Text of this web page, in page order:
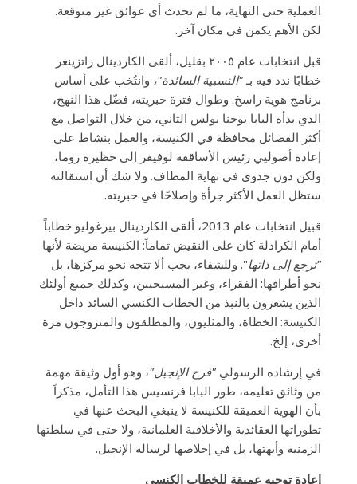
العملية حتى النهاية، ما لم تحدث أي عوائق غير متوقعة.
لكن الأهم يكمن في مكان آخر.
قبل انتخابات عام ٢٠٠٥ بقليل، ألقى الكاردينال راتزينغر
خطابًا ندد فيه بـ"النسبية السائدة"، وانتُخب على أساس
برنامج هوية راسخ. وطوال فترة حبريته، فضّل هذا النهج،
الذي بدأه البابا يوحنا بولس الثاني، من خلال التواصل مع
أكثر الفصائل محافظة في الكنيسة، والعمل بنشاط على
إعادة أصوليي رئيس الأساقفة لوفيفر إلى حظيرة روما،
ولكن دون جدوى في نهاية المطاف. ولا شك أن استقالته
ستظل العمل الأكثر جرأة وإصلاحًا في حبريته.
قبيل انتخابات عام 2013، ألقى الكاردينال بيرغوليو خطاباً
أمام الكرادلة كان على النقيض تماماً: الكنيسة مريضة لأنها
"ترجع إلى ذاتها". وللشفاء، يجب ألا تتجه نحو مركزها، بل
نحو أطرافها: الفقراء، وغير المسيحيين، وكذلك جميع أولئك
الذين يشعرون بالنبذ ​​من الخطاب الكنسي السائد داخل
الكنيسة: الخطاة، والمثليون، والمطلقون والمتزوجون مرة
أخرى، إلخ.
في إرشاده الرسولي "فرح الإنجيل"، وهو أول وثيقة مهمة
من وثائق تعليمه، طور البابا فرنسيس هذا التأمل، مذكراً
بأن الهوية العميقة للكنيسة لا ينبغي البحث عنها في
تطوراتها العقائدية والأخلاقية العلمانية، ولا حتى في سلطتها
الزمنية وأبهتها، بل في إخلاصها لرسالة الإنجيل.
إعادة توجيه عميقة للخطاب الكنسي